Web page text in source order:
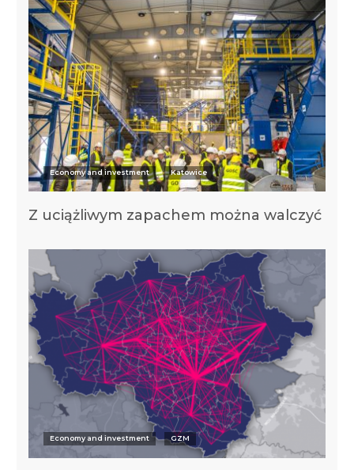
Economy and investment Katowice
Z uciążliwym zapachem można walczyć
Economy and investment GZM